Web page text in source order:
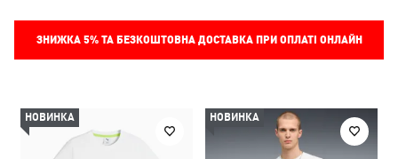
ЗНИЖКА 5%ТА БЕЗКОШТОВНА ДОСТАВКА ПРИ ОПЛАТІ ОНЛАЙН
НОВИНКА НОВИНКА